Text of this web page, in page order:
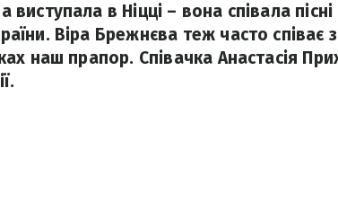
в Ніцці – вона співала
Віра Брежнєва теж часто співає
наш прапор. Співачка Анастасія